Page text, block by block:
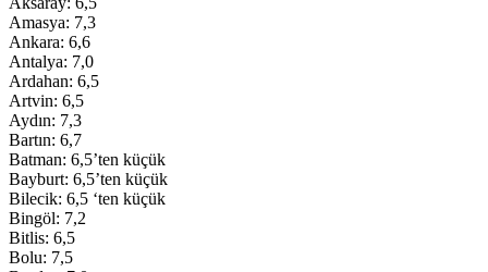
Amasya: 7,3
Ankara: 6,6
Antalya: 7,0
Ardahan: 6,5
Artvin: 6,5
Aydın: 7,3
Bartın: 6,7
Batman: 6,5’ten küçük
Bayburt: 6,5’ten küçük
Bilecik: 6,5 ‘ten küçük
Bingöl: 7,2
Bitlis: 6,5
Bolu: 7,5